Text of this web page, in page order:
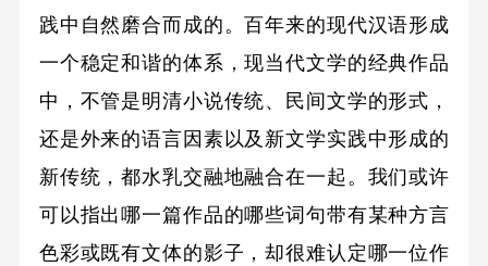
践中自然磨合而成的。百年来的现代汉语形成
一个稳定和谐的体系，现当代文学的经典作品
中，不管是明清小说传统、民间文学的形式，
还是外来的语言因素以及新文学实践中形成的
新传统，都水乳交融地融合在一起。我们或许
可以指出哪一篇作品的哪些词句带有某种方言
色彩或既有文体的影子，却很难认定哪一位作